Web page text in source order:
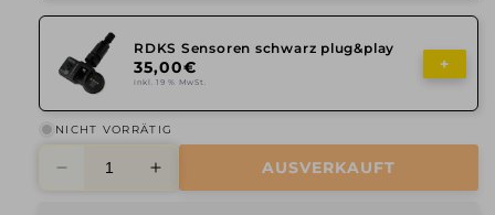
RDKS Sensoren schwarz plug&play
35,00€
inkl. 19 % MwSt.
+
NICHT VORRÄTIG
Verringere
Erhöhe
AUSVERKAUFT